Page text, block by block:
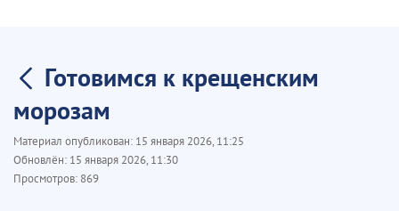
Готовимся к крещенским
морозам
Материал опубликован: 15 января 2026, 11:25
Обновлён: 15 января 2026, 11:30
Просмотров: 869